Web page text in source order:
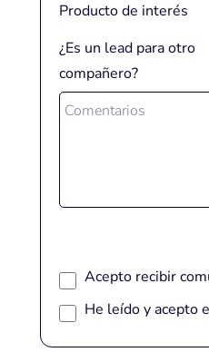
Producto de interés
¿Es un lead para otro
compañero?
Acepto recibir
He leído y acepto